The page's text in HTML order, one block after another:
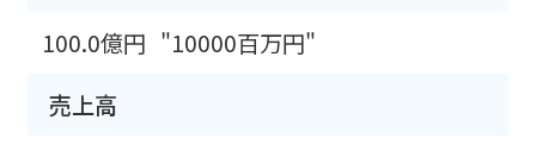
100.0億円 "10000百万円"
売上高